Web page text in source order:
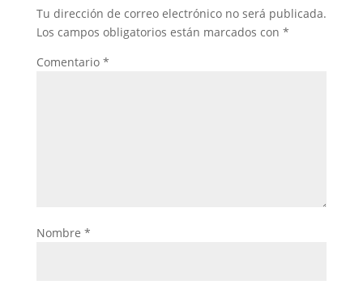
Tu dirección de correo electrónico no será publicada.
Los campos obligatorios están marcados con *
Comentario *
Nombre *